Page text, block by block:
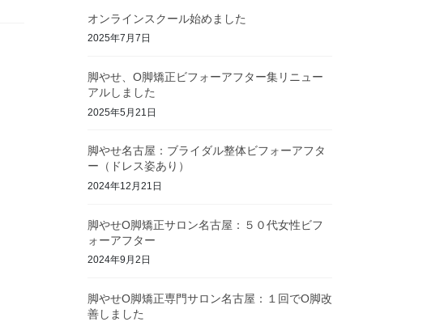
オンラインスクール始めました
2025年7月7日
脚やせ、O脚矯正ビフォーアフター集リニュー
アルしました
2025年5月21日
脚やせ名古屋：ブライダル整体ビフォーアフタ
ー（ドレス姿あり）
2024年12月21日
脚やせO脚矯正サロン名古屋：５０代女性ビフ
ォーアフター
2024年9月2日
脚やせO脚矯正専門サロン名古屋：１回でO脚改
善しました